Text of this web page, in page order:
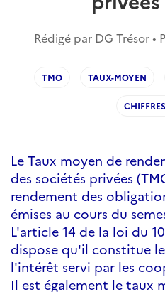
Rédigé par DG Trésor •
TMO TAUX-MOYEN
Le Taux moyen de
des sociétés privées
rendement des
émises au cours du
L'article 14 de la loi du
dispose qu'il constitue
l'intérêt servi par les
Il est également le taux